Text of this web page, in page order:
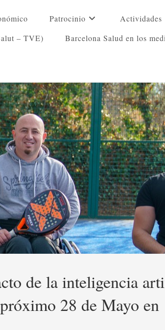
Patrocinio
Actividades
– TVE)
Barcelona Salud en los
de la inteligencia
28 de Mayo en